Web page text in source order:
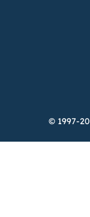
© 1997-